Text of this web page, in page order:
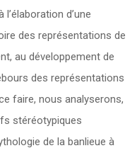
d’une
des représentations de
au développement de
des représentations
faire, nous analyserons,
stéréotypiques
de la banlieue à